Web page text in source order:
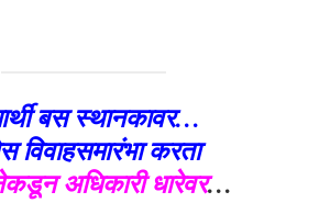
बस स्थानकावर…
विवाहसमारंभा करता
अधिकारी धारेवर…